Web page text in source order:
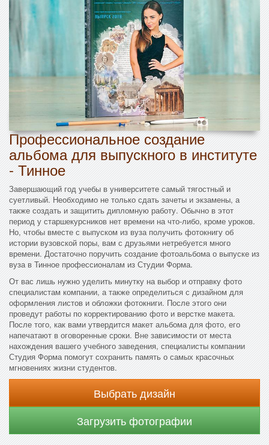
Профессиональное создание
альбома для выпускного в институте
- Тинное
Завершающий год учебы в университете самый тягостный и
суетливый. Необходимо не только сдать зачеты и экзамены, а
также создать и защитить дипломную работу. Обычно в этот
период у старшекурсников нет времени на что-либо, кроме уроков.
Но, чтобы вместе с выпуском из вуза получить фотокнигу об
истории вузовской поры, вам с друзьями нетребуется много
времени. Достаточно поручить создание фотоальбома о выпуске из
вуза в Тинное профессионалам из Студии Форма.
От вас лишь нужно уделить минутку на выбор и отправку фото
специалистам компании, а также определиться с дизайном для
оформления листов и обложки фотокниги. После этого они
проведут работы по корректированию фото и верстке макета.
После того, как вами утвердится макет альбома для фото, его
напечатают в оговоренные сроки. Вне зависимости от места
нахождения вашего учебного заведения, специалисты компании
Студия Форма помогут сохранить память о самых красочных
мгновениях жизни студентов.
Выбрать дизайн
Загрузить фотографии